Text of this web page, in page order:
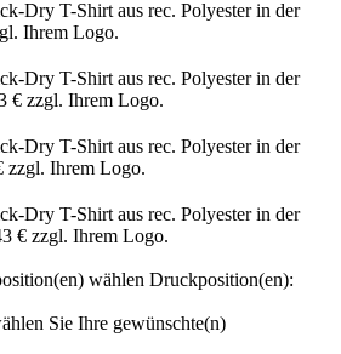
wählen Druckposition(en):
Sie Ihre gewünschte(n)